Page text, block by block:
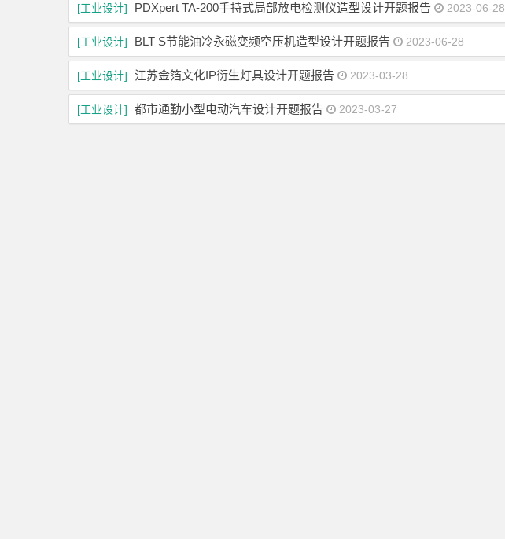
[工业设计] PDXpert TA-200手持式局部放电检测仪造型设计开题报告 2023-06-28
[工业设计] BLT S节能油冷永磁变频空压机造型设计开题报告 2023-06-28
[工业设计] 江苏金箔文化IP衍生灯具设计开题报告 2023-03-28
[工业设计] 都市通勤小型电动汽车设计开题报告 2023-03-27